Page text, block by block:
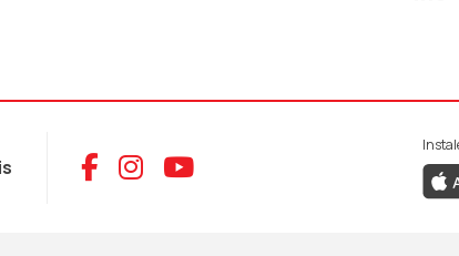
Aceder ao Facebook da
Aceder ao Instagram da
Aceder ao YouTube